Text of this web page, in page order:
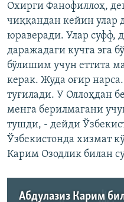
Охирги Фанофиллоҳ,
чиққандан кейин улар
юраверади. Улар суфф,
даражадаги кучга эга
бўлишим учун еттита
керак. Жуда оғир
туғилади. У Оллоҳдан
менга берилмагани
тушди, - дейди
Ўзбекистонда хизмат
Карим Озодлик билан
Абдулазиз Карим